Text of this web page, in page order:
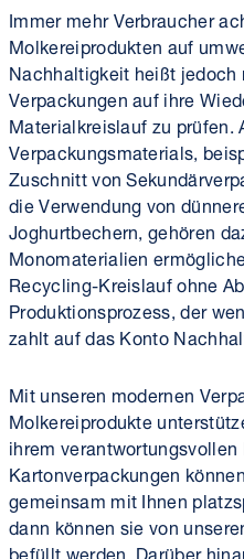
Immer mehr Verbraucher
Molkereiprodukten auf
Nachhaltigkeit heißt
Verpackungen auf ihre
Materialkreislauf zu prüfen.
Verpackungsmaterials,
Zuschnitt von
die Verwendung von
Joghurtbechern, gehören
Monomaterialien
Recycling-Kreislauf ohne
Produktionsprozess, der
zahlt auf das Konto
Mit unseren modernen
Molkereiprodukte
ihrem
Kartonverpackungen
gemeinsam mit Ihnen
dann können sie von
befüllt werden. Darüber